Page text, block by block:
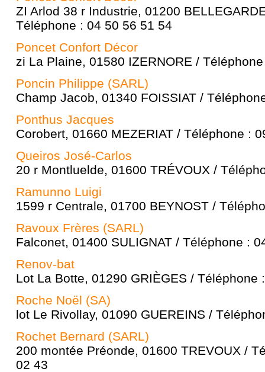
ZI Arlod 38 r Industrie, 01200
Téléphone : 04 50 56 51 54
Poncet Confort Décor
zi La Plaine, 01580 IZERNORE /
Poncin Philippe (SARL)
Champ Jacob, 01340 FOISSIAT /
Ponthus Jacques
Corobert, 01660 MEZERIAT / Téléphone :
Queiros José-Carlos
20 r Montluelde, 01600 TRÉVOUX /
Ramunno Luigi
1599 r Centrale, 01700 BEYNOST /
Ravoux Frères (SARL)
Falconet, 01400 SULIGNAT / Téléphone :
Renov-bat
Lot La Botte, 01290 GRIÈGES / Téléphone
Roche Noël (SA)
lot Le Rivollay, 01090 GUEREINS /
Rochet Bernard (SARL)
200 montée Préonde, 01600 TREVOUX /
02 43